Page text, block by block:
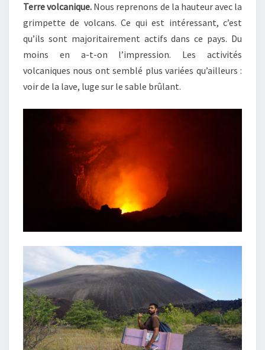
Q
U
E
Terre volcanique. Nous reprenons de la hauteur avec la
grimpette de volcans. Ce qui est intéressant, c’est
qu’ils sont majoritairement actifs dans ce pays. Du
moins en a-t-on l’impression. Les activités
volcaniques nous ont semblé plus variées qu’ailleurs :
voir de la lave, luge sur le sable brûlant.